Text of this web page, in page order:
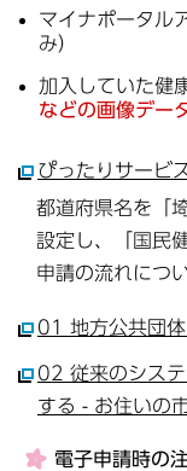
マイナポータル
み）
加入していた健
などの画像デー
ぴったりサービ
都道府県名を「
設定し、「国民
申請の流れにつ
01 地方公共団体
02 従来のシス
する - お住いの
電子申請時の